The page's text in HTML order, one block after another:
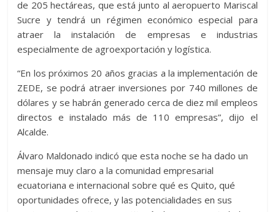
de 205 hectáreas, que está junto al aeropuerto Mariscal
Sucre y tendrá un régimen económico especial para
atraer la instalación de empresas e industrias
especialmente de agroexportación y logística.
“En los próximos 20 años gracias a la implementación de
ZEDE, se podrá atraer inversiones por 740 millones de
dólares y se habrán generado cerca de diez mil empleos
directos e instalado más de 110 empresas”, dijo el
Alcalde.
Álvaro Maldonado indicó que esta noche se ha dado un
mensaje muy claro a la comunidad empresarial
ecuatoriana e internacional sobre qué es Quito, qué
oportunidades ofrece, y las potencialidades en sus